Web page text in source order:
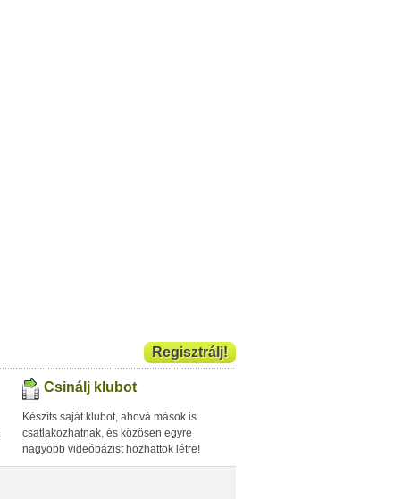
Regisztrálj!
Csinálj klubot
Készíts saját klubot, ahová mások is
csatlakozhatnak, és közösen egyre
nagyobb videóbázist hozhattok létre!